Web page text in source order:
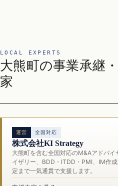
LOCAL EXPERTS
大熊町の事業承継
家
運営 全国対応
株式会社KI Strategy
大熊町を含む全国対応のM&Aアドバ
イザリー、BDD・ITDD・PMI、IM作
定まで一気通貫で支援します。